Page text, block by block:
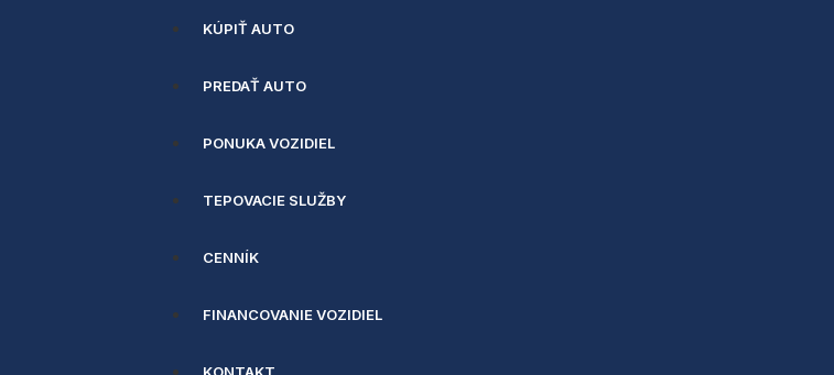
KÚPIŤ AUTO
PREDAŤ AUTO
PONUKA VOZIDIEL
TEPOVACIE SLUŽBY
CENNÍK
FINANCOVANIE VOZIDIEL